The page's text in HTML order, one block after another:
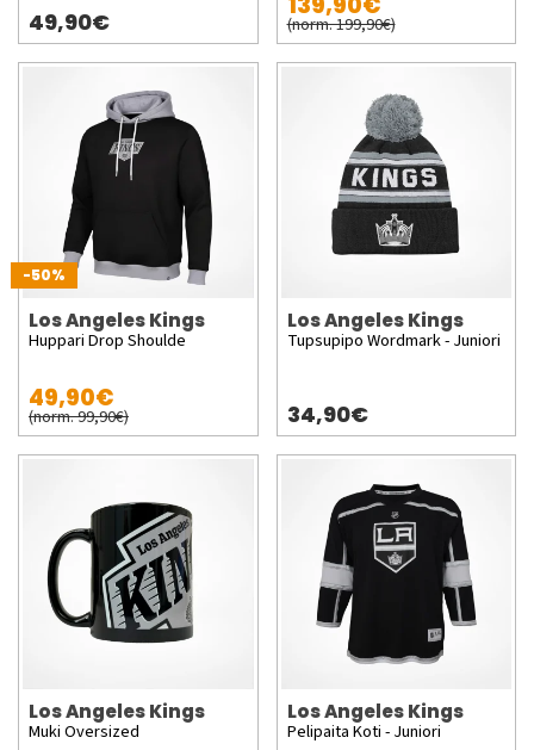
49,90€ (norm. 199,90€)
-50%
Los Angeles Kings
Huppari Drop Shoulde
49,90€
(norm. 99,90€)
Los Angeles Kings
Tupsupipo Wordmark - Juniori
34,90€
Los Angeles Kings
Muki Oversized
Los Angeles Kings
Pelipaita Koti - Juniori